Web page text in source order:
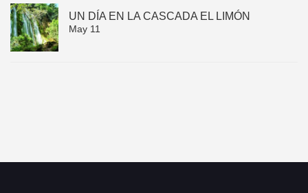
UN DÍA EN LA CASCADA EL LIMÓN
May 11